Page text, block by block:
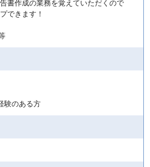
書作成の業務を覚えていただくので
できます！
験のある方